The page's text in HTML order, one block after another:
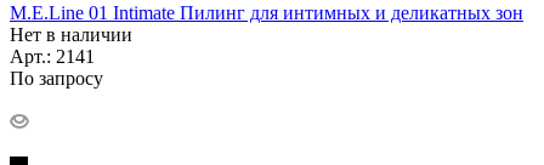
M.E.Line 01 Intimate Пилинг для интимных и деликатных зон
Нет в наличии
Арт.: 2141
По запросу